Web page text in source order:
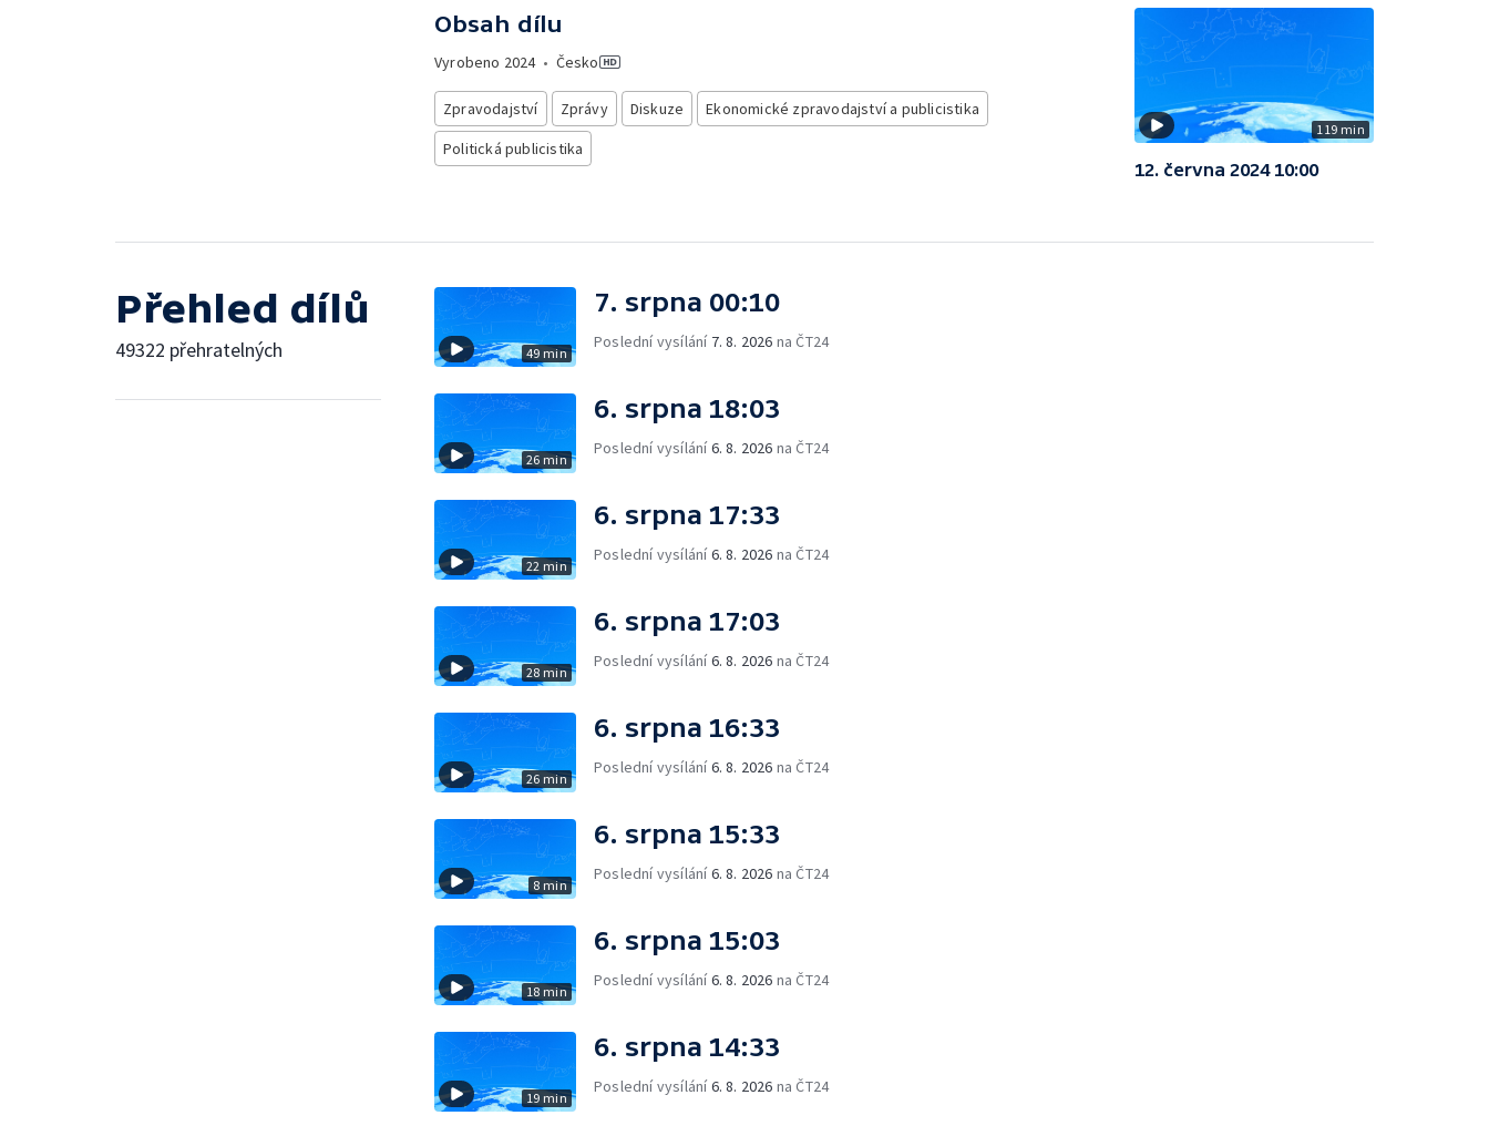
Obsah dílu
Vyrobeno 2024• Česko
Zpravodajství Zprávy Diskuze
Ekonomické zpravodajství a publicistika
Politická publicistika
119 min
12. června 2024 10:00
Přehled dílů
49322 přehratelných 49 min
7. srpna 00:10
Poslední vysílání 7. 8. 2026 na ČT24
26 min
6. srpna 18:03
Poslední vysílání6. 8. 2026 na ČT24
22 min
6. srpna 17:33
Poslední vysílání6. 8. 2026 na ČT24
28 min
6. srpna 17:03
Poslední vysílání6. 8. 2026 na ČT24
26 min
6. srpna 16:33
Poslední vysílání6. 8. 2026 na ČT24
8 min
6. srpna 15:33
Poslední vysílání6. 8. 2026 na ČT24
18 min
6. srpna 15:03
Poslední vysílání6. 8. 2026 na ČT24
19 min
6. srpna 14:33
Poslední vysílání6. 8. 2026 na ČT24